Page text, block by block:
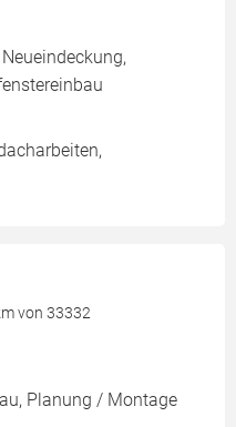
von 33332
Planung / Montage